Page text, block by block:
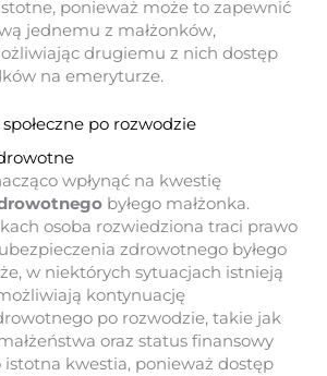
ponieważ może to zapewnić
jednemu z małżonków,
drugiemu z nich dostęp
na emeryturze.
po rozwodzie
wpłynąć na kwestię
byłego małżonka.
osoba rozwiedziona traci prawo
zdrowotnego byłego
w niektórych sytuacjach istnieją
kontynuację
po rozwodzie, takie jak
oraz status finansowy
istotna kwestia, ponieważ dostęp